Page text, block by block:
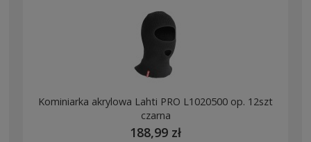
Kominiarka akrylowa Lahti PRO L1020500 op. 12szt
czarna
188,99 zł